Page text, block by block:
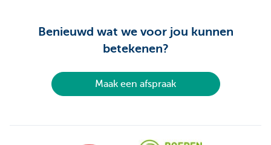
Benieuwd wat we voor jou kunnen
betekenen?
Maak een afspraak